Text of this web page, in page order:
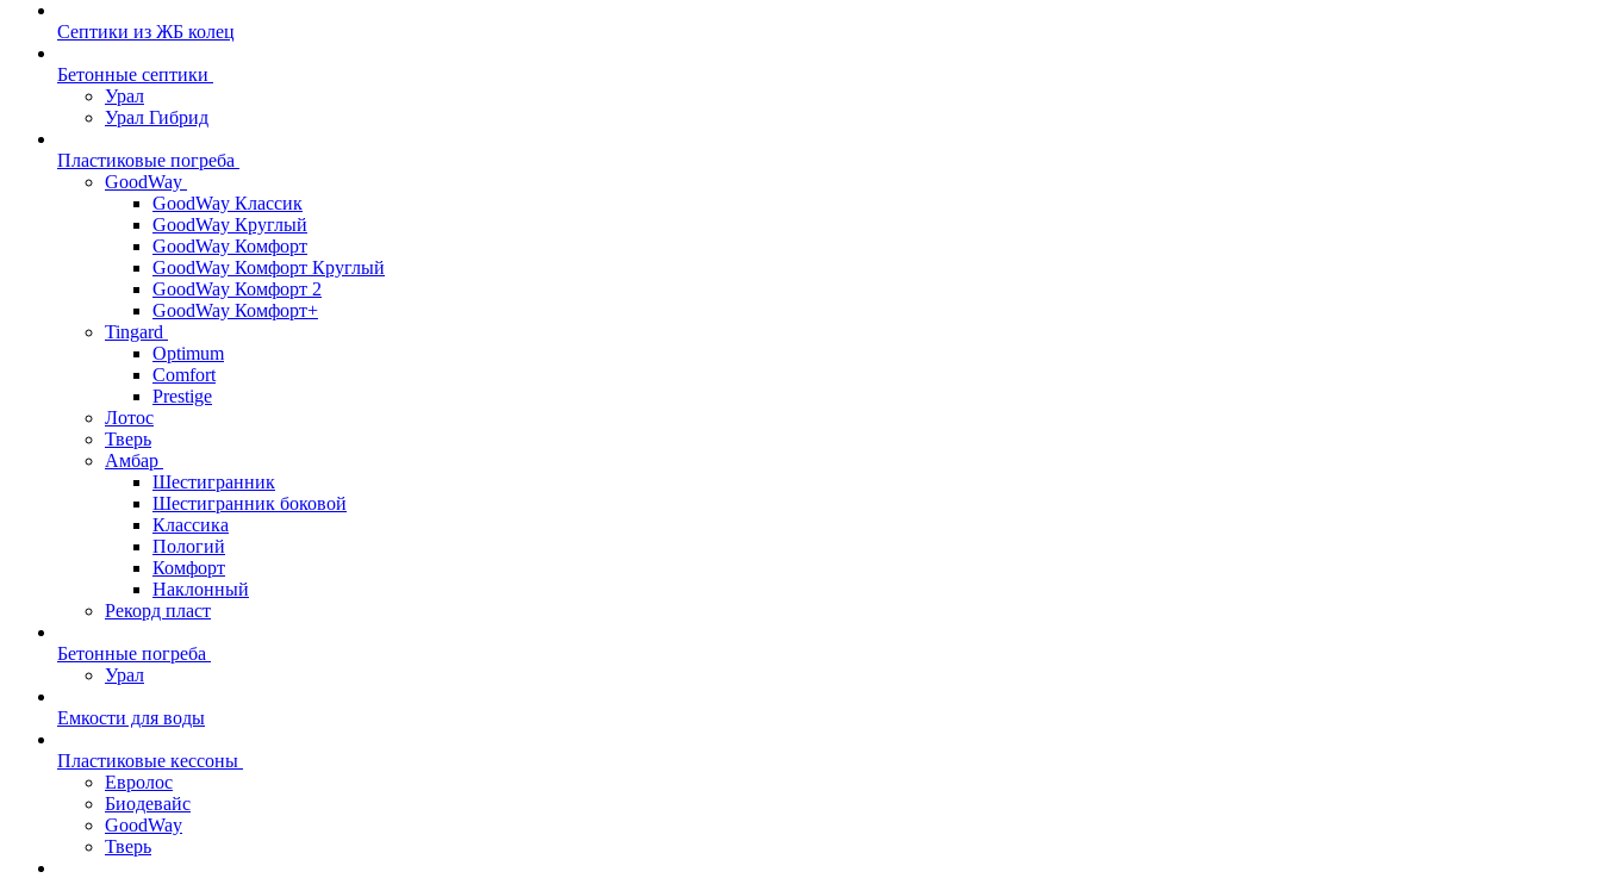
Септики из ЖБ колец
Бетонные септики
Урал
Урал Гибрид
Пластиковые погреба
GoodWay
GoodWay Классик
GoodWay Круглый
GoodWay Комфорт
GoodWay Комфорт Круглый
GoodWay Комфорт 2
GoodWay Комфорт+
Tingard
Optimum
Comfort
Prestige
Лотос
Тверь
Амбар
Шестигранник
Шестигранник боковой
Классика
Пологий
Комфорт
Наклонный
Рекорд пласт
Бетонные погреба
Урал
Емкости для воды
Пластиковые кессоны
Евролос
Биодевайс
GoodWay
Тверь